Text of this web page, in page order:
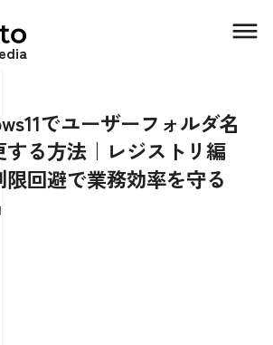
でユーザーフォルダ名
する方法｜レジストリ編
限回避で業務効率を守る